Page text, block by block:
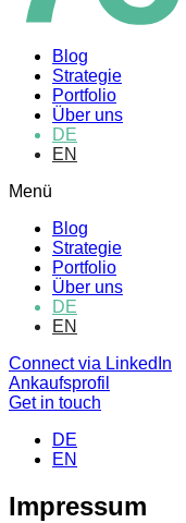
Blog
Strategie
Portfolio
Über uns
DE
EN
Menü
Blog
Strategie
Portfolio
Über uns
DE
EN
Connect via LinkedIn
Ankaufsprofil
Get in touch
DE
EN
Impressum